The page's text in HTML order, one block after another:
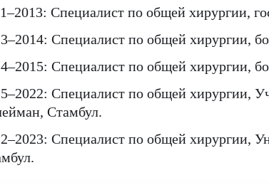
Специалист по общей хирургии,
Специалист по общей хирургии,
Специалист по общей хирургии,
Специалист по общей хирургии,
Стамбул.
Специалист по общей хирургии,